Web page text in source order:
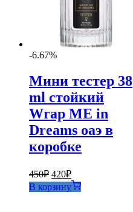
-6.67%
Мини тестер 38
ml стойкий
Wrap ME in
Dreams оаэ в
коробке
450₽ Первоначальная
цена
составляла
420₽Текущая
цена:
420₽.
В корзину